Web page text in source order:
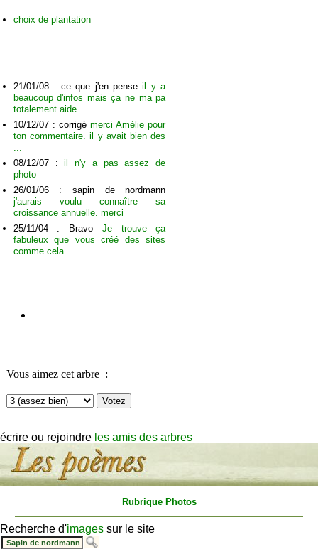
choix de plantation
21/01/08 : ce que j'en penseil y a
beaucoup d'infos mais ça ne ma pa
totalement aide...
10/12/07 : corrigémerci Amélie pour
ton commentaire. il y avait bien des
...
08/12/07 :il n'y a pas assez de
photo
26/01/06 : sapin de nordmann
j'aurais voulu connaître sa
croissance annuelle. merci
25/11/04 : Bravo Je trouve ça
fabuleux que vous créé des sites
comme cela...
écrire ou rejoindre les amis des arbres
Rubrique Photos
Recherche d'images sur le site